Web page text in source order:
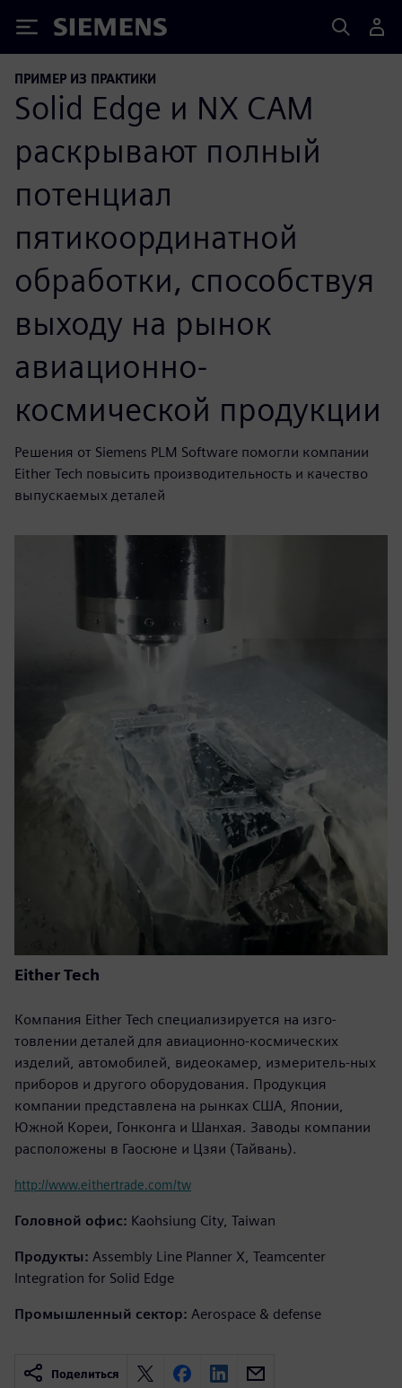
Siemens
ПРИМЕР ИЗ ПРАКТИКИ
Solid Edge и NX CAM
раскрывают полный
потенциал
пятикоординатной
обработки, способствуя
выходу на рынок
авиационно-
космической продукции
Решения от Siemens PLM Software помогли компании
Either Tech повысить производительность и качество
выпускаемых деталей
Either Tech
Компания Either Tech специализируется на изго-
товлении деталей для авиационно-космических
изделий, автомобилей, видеокамер, измеритель-ных
приборов и другого оборудования. Продукция
компании представлена на рынках США, Японии,
Южной Кореи, Гонконга и Шанхая. Заводы компании
расположены в Гаосюне и Цзяи (Тайвань).
http://www.eithertrade.com/tw
Головной офис: Kaohsiung City, Taiwan
Продукты: Assembly Line Planner X, Teamcenter
Integration for Solid Edge
Промышленный сектор: Aerospace & defense
Поделиться